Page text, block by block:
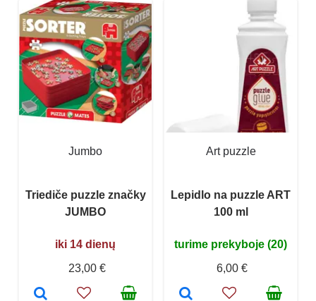
Jumbo
Triediče puzzle značky
JUMBO
iki 14 dienų
23,00 €
Art puzzle
Lepidlo na puzzle ART
100 ml
turime prekyboje (20)
6,00 €